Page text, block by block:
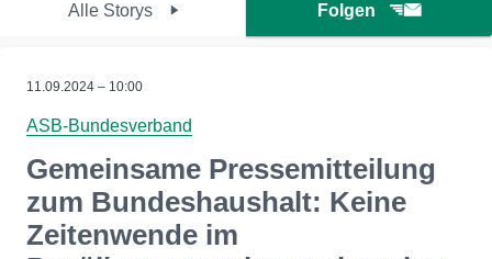
Alle Storys Folgen
11.09.2024 – 10:00
ASB-Bundesverband
Gemeinsame Pressemitteilung
zum Bundeshaushalt: Keine
Zeitenwende im